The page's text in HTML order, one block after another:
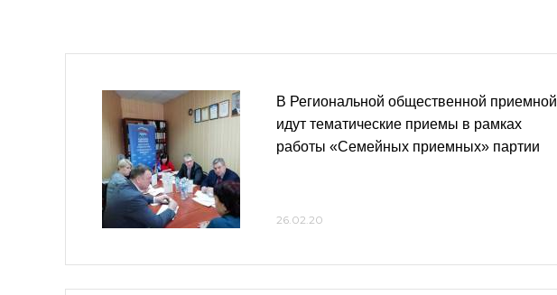
В Региональной общественной приемной
идут тематические приемы в рамках
работы «Семейных приемных» партии
26.02.20